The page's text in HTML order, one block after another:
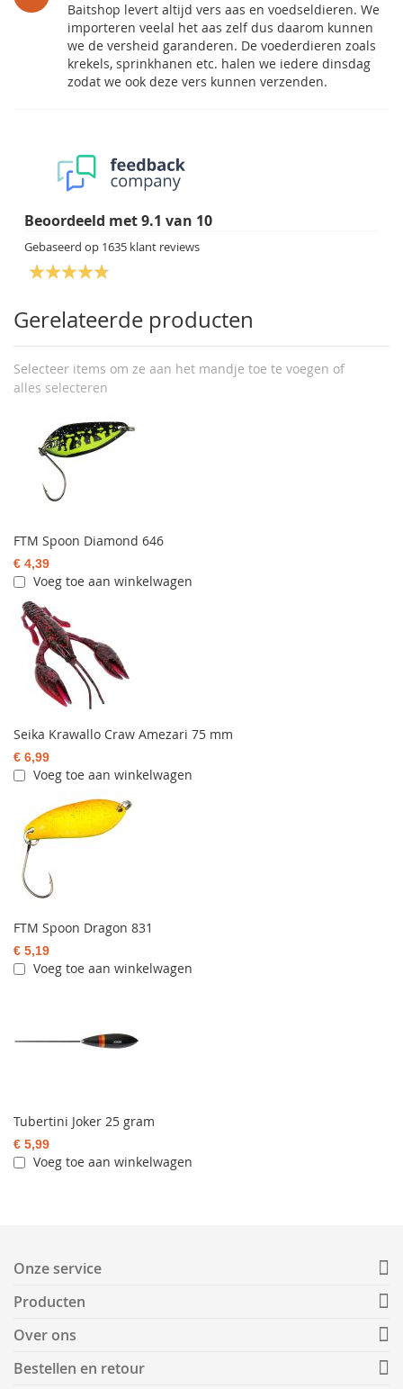
Baitshop levert altijd vers aas en voedseldieren. We
importeren veelal het aas zelf dus daarom kunnen
we de versheid garanderen. De voederdieren zoals
krekels, sprinkhanen etc. halen we iedere dinsdag
zodat we ook deze vers kunnen verzenden.
Beoordeeld met9.1 van 10
Gebaseerd op 1635 klant reviews
Gerelateerde producten
Selecteer items om ze aan het mandje toe te voegen of
alles selecteren
FTM Spoon Diamond 646
€ 4,39
Voeg toe aan winkelwagen
Seika Krawallo Craw Amezari 75 mm
€ 6,99
Voeg toe aan winkelwagen
FTM Spoon Dragon 831
€ 5,19
Voeg toe aan winkelwagen
Tubertini Joker 25 gram
€ 5,99
Voeg toe aan winkelwagen
Onze service
Producten
Over ons
Bestellen en retour